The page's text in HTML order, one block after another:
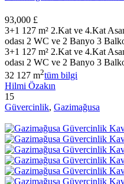
93,000 £
3+1 127 m² 2.Kat ve 4.Kat
odası 2 WC ve 2 Banyo 3
3+1 127 m² 2.Kat ve 4.Kat
odası 2 WC ve 2 Banyo 3
32 127 m2tüm bilgi
Hilmi Özakın
15
Güvercinlik, Gazimağusa